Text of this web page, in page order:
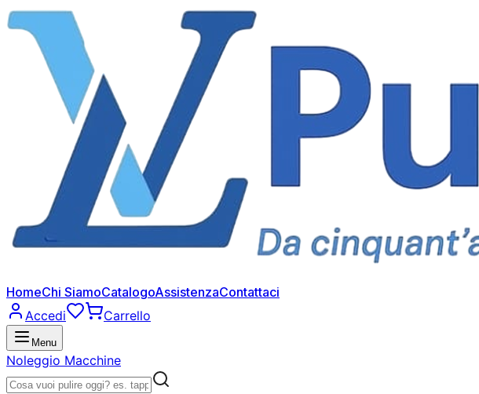
HomeChi SiamoCatalogoAssistenzaContattaci
Accedi
Carrello
Menu
Noleggio Macchine